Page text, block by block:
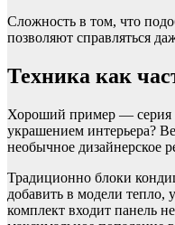
Сложность в том, что
позволяют справляться
Техника как
Хороший пример — серия
украшением интерьера?
необычное дизайнерское
Традиционно блоки
добавить в модели тепло,
комплект входит панель